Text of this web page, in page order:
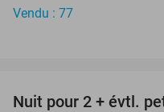
Vendu : 77
Nuit pour 2 + évtl.